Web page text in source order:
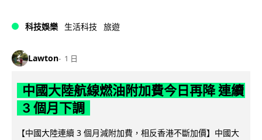
科技娛樂 生活科技 旅遊
Lawton 1 日
中國大陸航線燃油附加費今日再降 連續
3 個月下調
【中國大陸連續 3 個月減附加費，相反香港不斷加價】中國大